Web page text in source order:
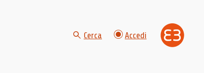
Cerca Accedi